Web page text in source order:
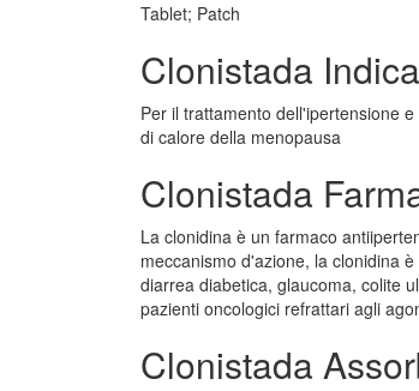
Tablet; Patch
Clonistada
Per il trattamento dell'ipertensione
di calore della menopausa
Clonistada
La clonidina è un farmaco
meccanismo d'azione, la clonidina
diarrea diabetica, glaucoma, colite
pazienti oncologici refrattari agli
Clonistada